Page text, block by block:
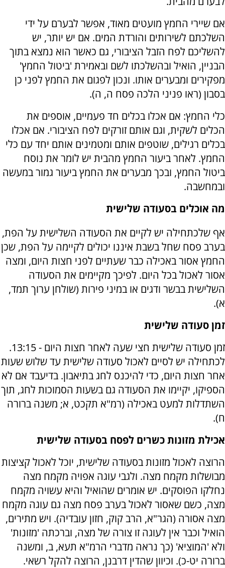
אם שיירי החמץ מועטים מאוד, אפשר לבערם על ידי
השלכתם לשירותים והורדת המים. אם יש יותר, יש
להשליכם לפח הזבל הציבורי, גם כאשר הוא נמצא בתוך
הבניין, הואיל ובהשלכתו לשם ובאמירת 'ביטול החמץ'
מפקירים ומבערים אותו. ונכון לפגום את החמץ לפני כן
בסבון (ראו פניני הלכה פסח ה, ה).
כלי החמץ: אם אכלו בכלים חד פעמיים, אוספים את
הכלים לשקית, וגם אותם זורקים לפח הציבורי. אם אכלו
בכלים רגילים, שוטפים אותם ומטמינים אותם יחד עם כלי
החמץ. לאחר ביעור החמץ מהבית יש לומר את נוסח
ביטול החמץ, ובכך מבערים את החמץ ביעור גמור במעשה
ובמחשבה.
מה אוכלים בסעודה שלישית
אף שלכתחילה יש לקיים את הסעודה השלישית על הפת,
בערב פסח שחל בשבת איננו יכולים לקיימה על הפת, שכן
החמץ אסור באכילה כבר שעתיים לפני חצות היום, ומצה
אסור לאכול בכל היום. לפיכך מקיימים את הסעודה
השלישית בבשר ודגים או במיני פירות (שולחן ערוך תמד,
א).
זמן סעודה שלישית
זמן סעודה שלישית חצי שעה לאחר חצות היום - 13:15.
לכתחילה יש לסיים לאכול סעודה שלישית עד שלוש שעות
אחר חצות היום, כדי להיכנס לחג בתיאבון. בדיעבד אם לא
הספיקו, יקיימו את הסעודה גם בשעות הסמוכות לחג, תוך
השתדלות למעט באכילה (רמ"א תקכט, א; משנה ברורה
ח).
אכילת מזונות כשרים לפסח בסעודה שלישית
הרוצה לאכול מזונות בסעודה שלישית, יוכל לאכול קציצות
מבושלות מקמח מצה. ולגבי עוגה אפויה מקמח מצה
נחלקו הפוסקים. יש אומרים שהואיל והיא עשויה מקמח
מצה, כשם שאסור לאכול בערב פסח מצה גם עוגה מקמח
מצה אסורה (הגר"א, הרב קוק, חזון עובדיה). ויש מתירים,
הואיל וכבר אין לעוגה זו צורה של מצה, וברכתה 'מזונות'
ולא 'המוציא' (כך נראה מדברי הרמ"א תעא, ב, ומשנה
ברורה יט-כ). וכיוון שהדין דרבנן, הרוצה להקל רשאי.